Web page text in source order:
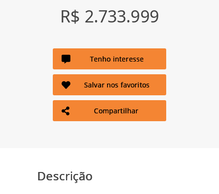
R$ 2.733.999
Tenho interesse
Salvar nos favoritos
Compartilhar
Descrição